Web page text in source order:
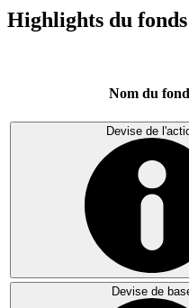
Highlights du fonds
Nom du
Devise de
Devise de